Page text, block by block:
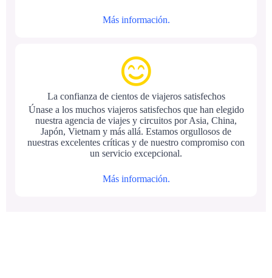
Más información.
La confianza de cientos de viajeros satisfechos
Únase a los muchos viajeros satisfechos que han elegido
nuestra agencia de viajes y circuitos por Asia, China,
Japón, Vietnam y más allá. Estamos orgullosos de
nuestras excelentes críticas y de nuestro compromiso con
un servicio excepcional.
Más información.